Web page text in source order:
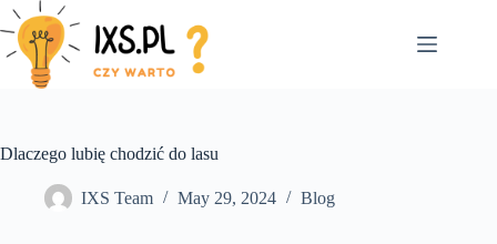
Skip
to
content
Dlaczego lubię chodzić do lasu
IXS Team May 29, 2024 Blog